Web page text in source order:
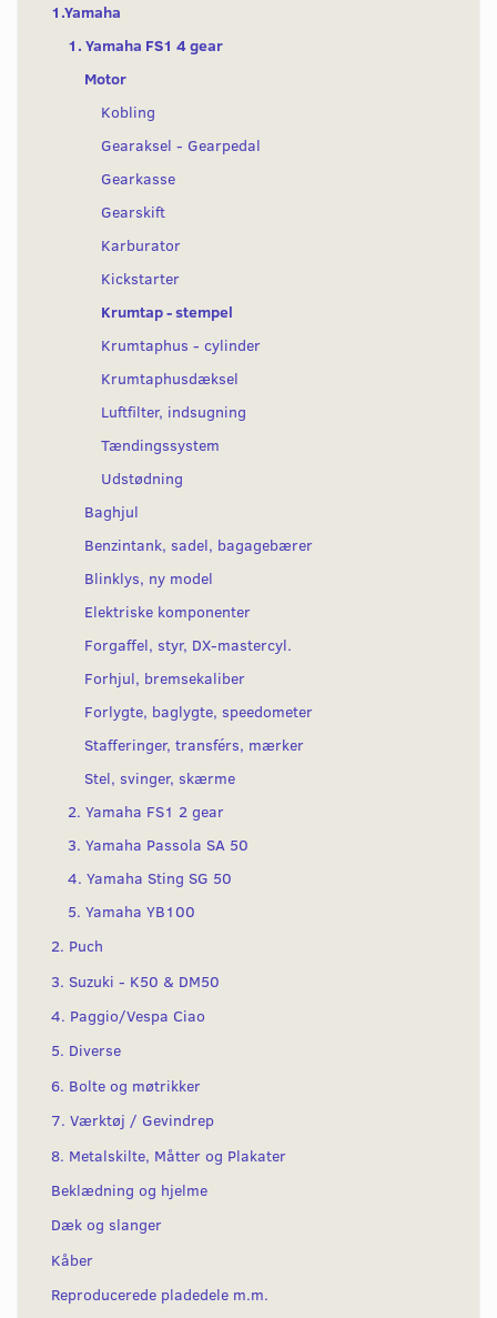
1.Yamaha
1. Yamaha FS1 4 gear
Motor
Kobling
Gearaksel - Gearpedal
Gearkasse
Gearskift
Karburator
Kickstarter
Krumtap - stempel
Krumtaphus - cylinder
Krumtaphusdæksel
Luftfilter, indsugning
Tændingssystem
Udstødning
Baghjul
Benzintank, sadel, bagagebærer
Blinklys, ny model
Elektriske komponenter
Forgaffel, styr, DX-mastercyl.
Forhjul, bremsekaliber
Forlygte, baglygte, speedometer
Stafferinger, transférs, mærker
Stel, svinger, skærme
2. Yamaha FS1 2 gear
3. Yamaha Passola SA 50
4. Yamaha Sting SG 50
5. Yamaha YB100
2. Puch
3. Suzuki - K50 & DM50
4. Paggio/Vespa Ciao
5. Diverse
6. Bolte og møtrikker
7. Værktøj / Gevindrep
8. Metalskilte, Måtter og Plakater
Beklædning og hjelme
Dæk og slanger
Kåber
Reproducerede pladedele m.m.